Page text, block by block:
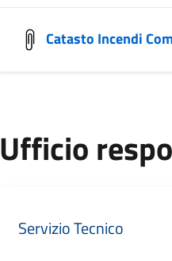
Catasto Incendi
Ufficio
Servizio Tecnico